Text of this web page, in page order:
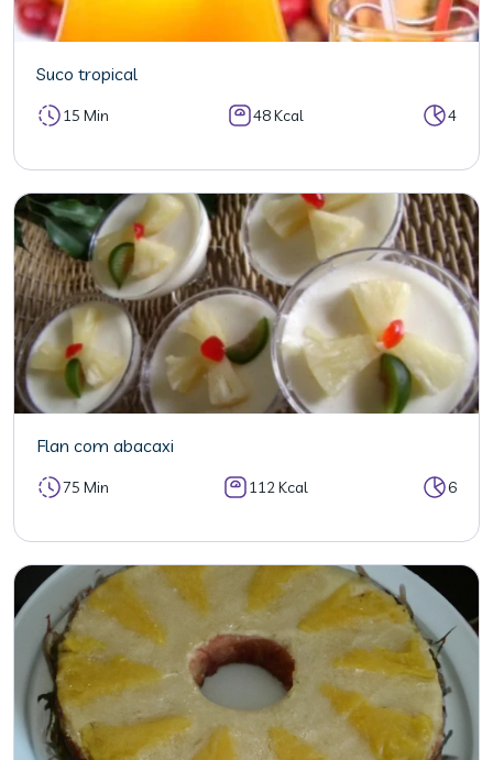
Suco tropical
15 Min 48 Kcal 4
Flan com abacaxi
75 Min 112 Kcal 6